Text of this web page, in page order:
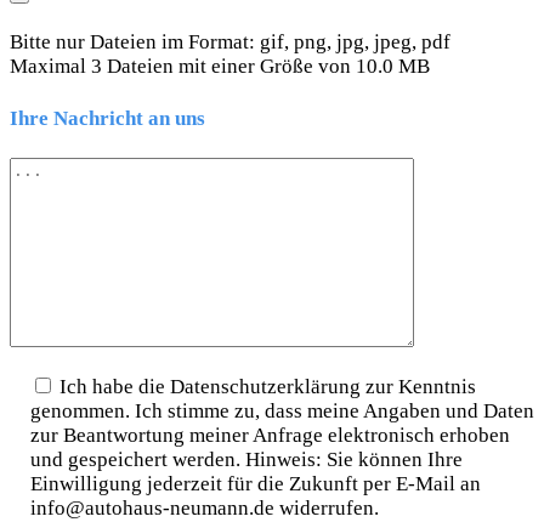
Bitte nur Dateien im Format: gif, png, jpg, jpeg, pdf
Maximal 3 Dateien mit einer Größe von 10.0 MB
Ihre Nachricht an uns
Ich habe die Datenschutzerklärung zur Kenntnis
genommen. Ich stimme zu, dass meine Angaben und Daten
zur Beantwortung meiner Anfrage elektronisch erhoben
und gespeichert werden. Hinweis: Sie können Ihre
Einwilligung jederzeit für die Zukunft per E-Mail an
info@autohaus-neumann.de widerrufen.